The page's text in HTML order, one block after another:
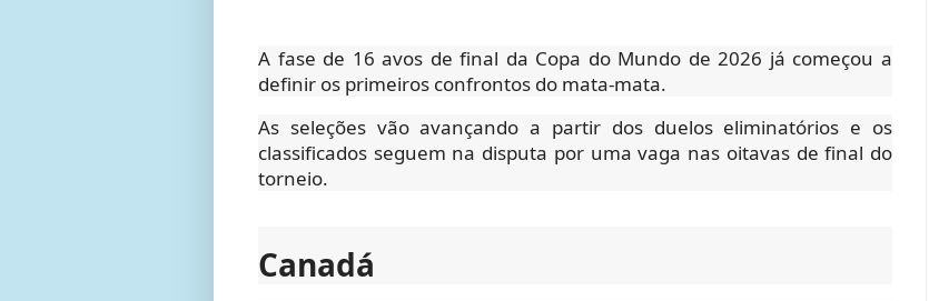
A fase de 16 avos de final da Copa do Mundo de 2026 já começou a
definir os primeiros confrontos do mata-mata.
As seleções vão avançando a partir dos duelos eliminatórios e os
classificados seguem na disputa por uma vaga nas oitavas de final do
torneio.
Canadá